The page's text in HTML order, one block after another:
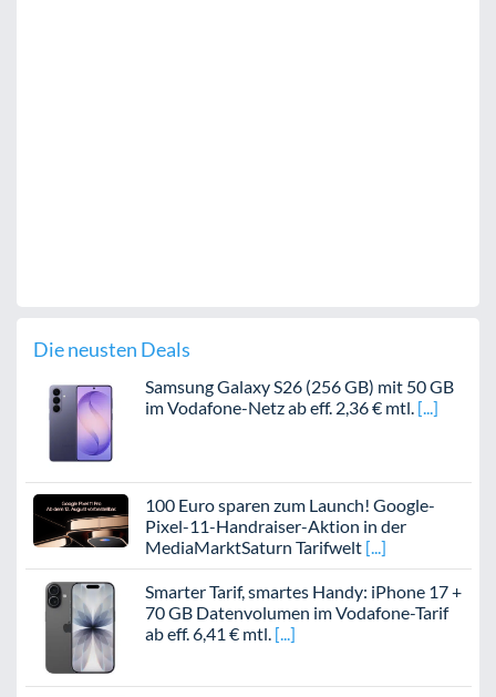
Die neusten Deals
Samsung Galaxy S26 (256 GB) mit 50 GB
im Vodafone-Netz ab eff. 2,36 € mtl.
100 Euro sparen zum Launch! Google-
Pixel-11-Handraiser-Aktion in der
MediaMarktSaturn Tarifwelt
Smarter Tarif, smartes Handy: iPhone 17 +
70 GB Datenvolumen im Vodafone-Tarif
ab eff. 6,41 € mtl.